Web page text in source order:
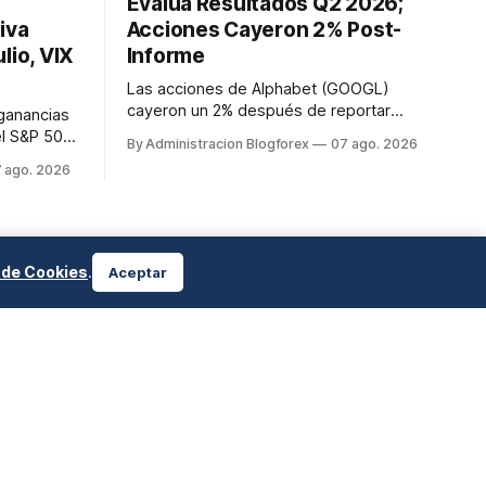
VIX
S&P 500
Jones
...
ago. 2026
Acciones Cayeron 2% Post-
Informe
Las acciones de Alphabet (GOOGL)
cayeron un 2% después de reportar
2026, a pesar de superar las
IA.
By Administracion Blogforex 07 ago. 2026
Cookies. Aceptar